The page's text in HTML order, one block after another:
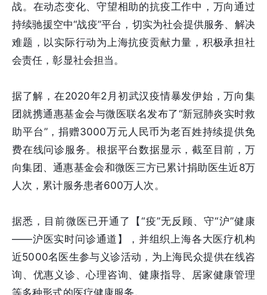
战。在动态变化、守望相助的抗疫工作中，万向通过
持续驰援空中“战疫”平台，切实为社会提供服务、解决
难题，以实际行动为上海抗疫贡献力量，积极承担社
会责任，彰显社会担当。
据了解，在2020年2月初武汉疫情暴发伊始，万向集
团就携通惠基金会与微医联名发布了“新冠肺炎实时救
助平台”，捐赠3000万元人民币为老百姓持续提供免
费在线问诊服务。根据平台数据显示，截至目前，万
向集团、通惠基金会和微医三方已累计捐助医生近8万
人次，累计服务患者600万人次。
据悉，目前微医已开通了【“疫”无反顾、守“沪”健康
——沪医实时问诊通道】，并组织上海各大医疗机构
近5000名医生参与义诊活动，为上海民众提供在线咨
询、优惠义诊、心理咨询、健康指导、居家健康管理
等多种形式的医疗健康服务。